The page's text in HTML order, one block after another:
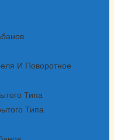
И Поворотное
Типа
Типа